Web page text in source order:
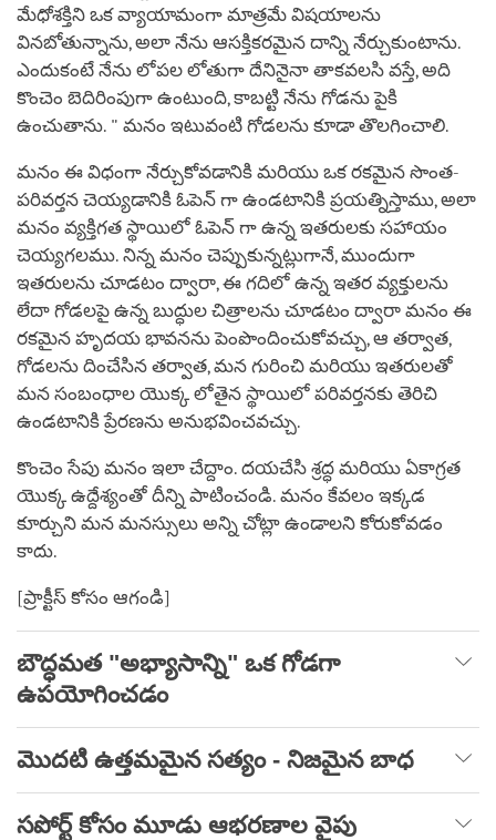
మేధోశక్తిని ఒక వ్యాయామంగా మాత్రమే విషయాలను
వినబోతున్నాను, అలా నేను ఆసక్తికరమైన దాన్ని నేర్చుకుంటాను.
ఎందుకంటే నేను లోపల లోతుగా దేనినైనా తాకవలసి వస్తే, అది
కొంచెం బెదిరింపుగా ఉంటుంది, కాబట్టి నేను గోడను పైకి
ఉంచుతాను. " మనం ఇటువంటి గోడలను కూడా తొలగించాలి.
మనం ఈ విధంగా నేర్చుకోవడానికి మరియు ఒక రకమైన సొంత-
పరివర్తన చెయ్యడానికి ఓపెన్ గా ఉండటానికి ప్రయత్నిస్తాము, అలా
మనం వ్యక్తిగత స్థాయిలో ఓపెన్ గా ఉన్న ఇతరులకు సహాయం
చెయ్యగలము. నిన్న మనం చెప్పుకున్నట్లుగానే, ముందుగా
ఇతరులను చూడటం ద్వారా, ఈ గదిలో ఉన్న ఇతర వ్యక్తులను
లేదా గోడలపై ఉన్న బుద్ధుల చిత్రాలను చూడటం ద్వారా మనం ఈ
రకమైన హృదయ భావనను పెంపొందించుకోవచ్చు, ఆ తర్వాత,
గోడలను దించేసిన తర్వాత, మన గురించి మరియు ఇతరులతో
మన సంబంధాల యొక్క లోతైన స్థాయిలో పరివర్తనకు తెరిచి
ఉండటానికి ప్రేరణను అనుభవించవచ్చు.
కొంచెం సేపు మనం ఇలా చేద్దాం. దయచేసి శ్రద్ధ మరియు ఏకాగ్రత
యొక్క ఉద్దేశ్యంతో దీన్ని పాటించండి. మనం కేవలం ఇక్కడ
కూర్చుని మన మనస్సులు అన్ని చోట్లా ఉండాలని కోరుకోవడం
కాదు.
[ప్రాక్టీస్ కోసం ఆగండి]
బౌద్ధమత "అభ్యాసాన్ని" ఒక గోడగా
ఉపయోగించడం
మొదటి ఉత్తమమైన సత్యం - నిజమైన బాధ
సపోర్ట్ కోసం మూడు ఆభరణాల వైపు